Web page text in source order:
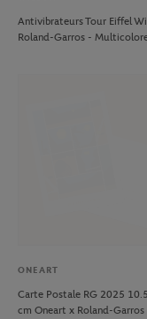
Antivibrateurs Tour Eiffel
Roland-Garros -
ONEART
Carte Postale RG 2025
cm Oneart x Roland-Garros